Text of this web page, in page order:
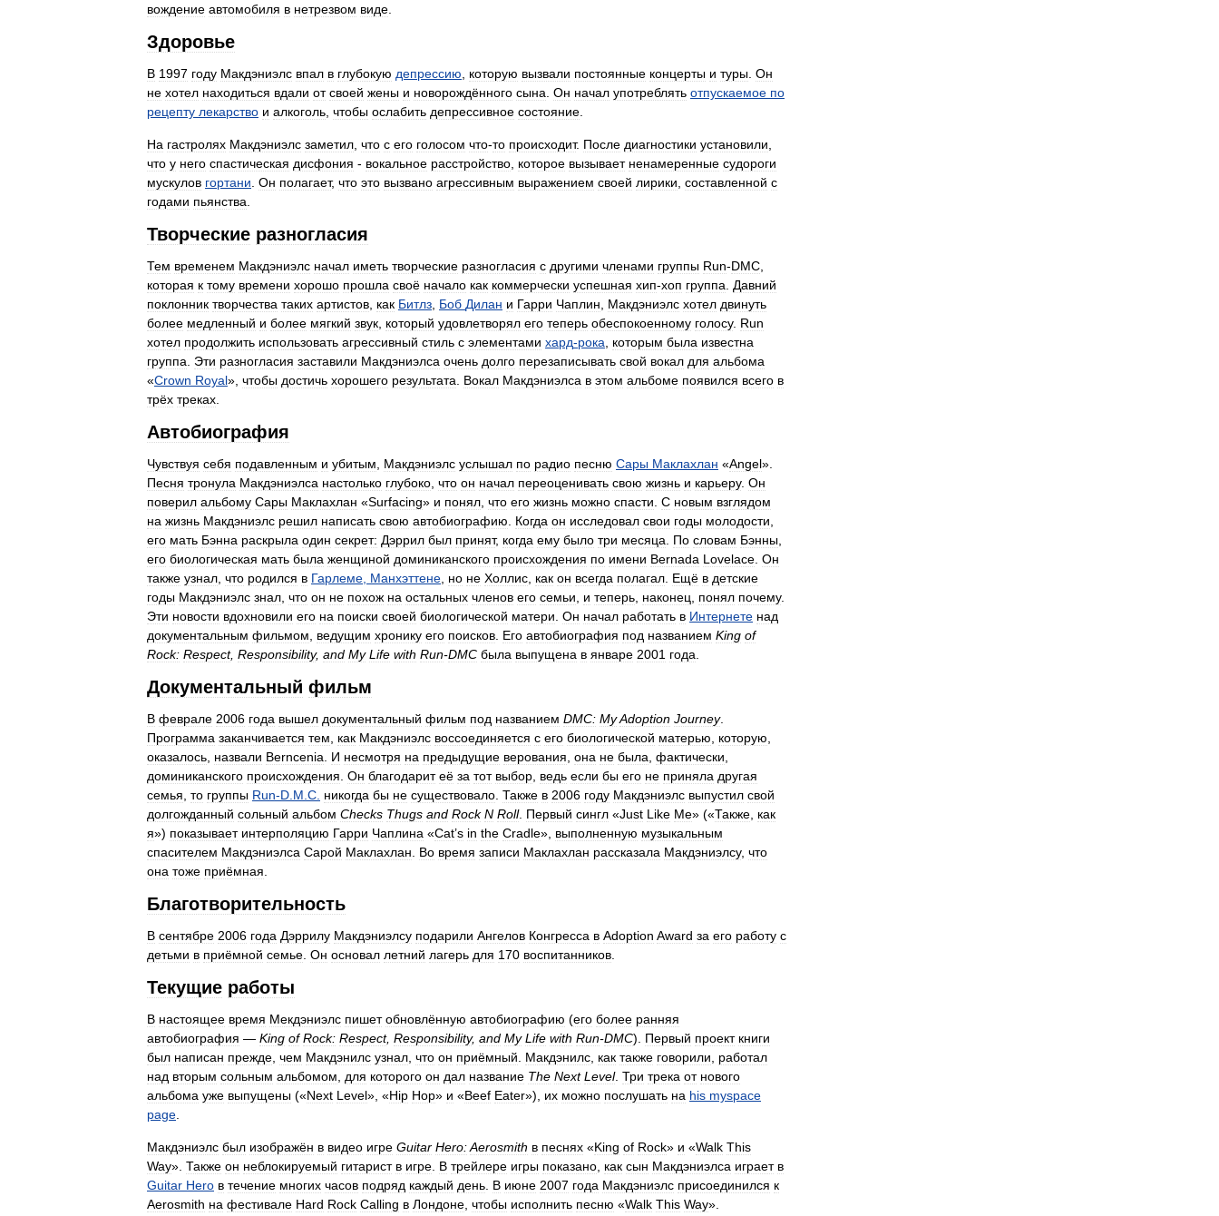
вождение автомобиля в нетрезвом виде
Здоровье
В 1997 году Макдэниэлс впал в глубокую депрессию которую вызвали постоянные концерты и туры Он
не хотел находиться вдали от своей жены и новорождённого сына Он начал употреблять отпускаемое по
рецепту лекарство и алкоголь чтобы ослабить депрессивное состояние
На гастролях Макдэниэлс заметил что с его голосом что-то происходит. После диагностики установили
что у него спастическая дисфония - вокальное расстройство которое вызывает ненамеренные судороги
мускулов гортани Он полагает, что это вызвано агрессивным выражением своей лирики составленной с
годами пьянства
Творческие разногласия
Тем временем Макдэниэлс начал иметь творческие разногласия с другими членами группы Run-DMC
которая к тому времени хорошо прошла своё начало как коммерчески успешная хип-хоп группа
Давний
поклонник творчества таких артистов как Битлз Боб Дилан и Гарри Чаплин Макдэниэлс хотел двинуть
более медленный и более мягкий звук который удовлетворял его теперь обеспокоенному голосу. Run
хотел продолжить использовать агрессивный стиль с элементами хард-рока которым была известна
группа
Эти разногласия заставили Макдэниэлса очень долго перезаписывать свой вокал для альбома
«Crown Royal», чтобы достичь хорошего результата Вокал Макдэниэлса в этом альбоме появился всего в
трёх треках
Автобиография
Чувствуя себя подавленным и убитым Макдэниэлс услышал по радио песню Сары Маклахлан «Angel».
Песня тронула Макдэниэлса настолько глубоко что он начал переоценивать свою жизнь и карьеру. Он
поверил альбому Сары Маклахлан «Surfacing» и понял что его жизнь можно спасти С новым взглядом
на жизнь Макдэниэлс решил написать свою автобиографию Когда он исследовал свои годы молодости
его мать Бэнна раскрыла один секрет: Дэррил был принят, когда ему было три месяца По словам Бэнны
его биологическая мать была женщиной доминиканского происхождения по имени Bernada Lovelace Он
также узнал что родился в Гарлеме Манхэттене но не Холлис как он всегда полагал Ещё в детские
годы Макдэниэлс знал что он не похож на остальных членов его семьи и теперь наконец понял почему.
Эти новости вдохновили его на поиски своей биологической матери Он начал работать в Интернете над
документальным фильмом ведущим хронику его поисков Его автобиография под названием King of
Rock: Respect, Responsibility, and My Life with Run-DMC была выпущена в январе 2001 года
Документальный фильм
В феврале 2006 года вышел документальный фильм под названием DMC: MyAdoption Journey.
Программа заканчивается тем как Макдэниэлс воссоединяется с его биологической матерью которую
оказалось назвали Berncenia И несмотря на предыдущие верования она не была фактически
доминиканского происхождения Он благодарит её за тот выбор ведь если бы его не приняла другая
семья то группы Run-D M C никогда бы не существовало Также в 2006 году Макдэниэлс выпустил свой
долгожданный сольный альбом Checks Thugs and Rock N Roll. Первый сингл «Just Like Me» («Также как
я») показывает интерполяцию Гарри Чаплина «Cat’s in the Cradle», выполненную музыкальным
спасителем Макдэниэлса Сарой Маклахлан Во время записи Маклахлан рассказала Макдэниэлсу, что
она тоже приёмная
Благотворительность
В сентябре 2006 года Дэррилу Макдэниэлсу подарили Ангелов Конгресса в Adoption Award за его работу с
детьми в приёмной семье Он основал летний лагерь для 170 воспитанников
Текущие работы
В настоящее время Мекдэниэлс пишет обновлённую автобиографию (его более ранняя
автобиография — King of Rock: Respect, Responsibility, and My Life with Run-DMC). Первый проект книги
был написан прежде чем Макдэнилс узнал что он приёмный Макдэнилс как также говорили
работал
над вторым сольным альбомом для которого он дал название The Next Level. Три трека от нового
альбома уже выпущены («Next Level», «Hip Hop» и «Beef Eater»), их можно послушать на his myspace
page
Макдэниэлс был изображён в видео игре Guitar Hero:Aerosmith в песнях «King of Rock» и «Walk This
Way». Также он неблокируемый гитарист в игре В трейлере игры показано как сын Макдэниэлса играет в
Guitar Hero в течение многих часов подряд каждый день В июне 2007 года Макдэниэлс присоединился к
Aerosmith на фестивале Hard Rock Calling в Лондоне чтобы исполнить песню «Walk This Way».